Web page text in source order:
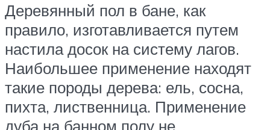
Деревянный пол в бане, как
правило, изготавливается путем
настила досок на систему лагов.
Наибольшее применение находят
такие породы дерева: ель, сосна,
пихта, лиственница. Применение
дуба на банном полу не